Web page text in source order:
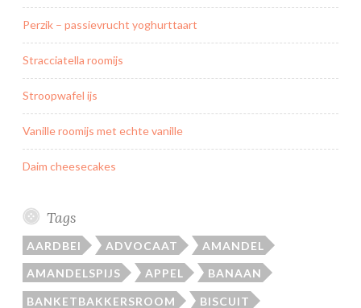
Perzik – passievrucht yoghurttaart
Stracciatella roomijs
Stroopwafel ijs
Vanille roomijs met echte vanille
Daim cheesecakes
Tags
AARDBEI ADVOCAAT AMANDEL
AMANDELSPIJS APPEL BANAAN
BANKETBAKKERSROOM BISCUIT